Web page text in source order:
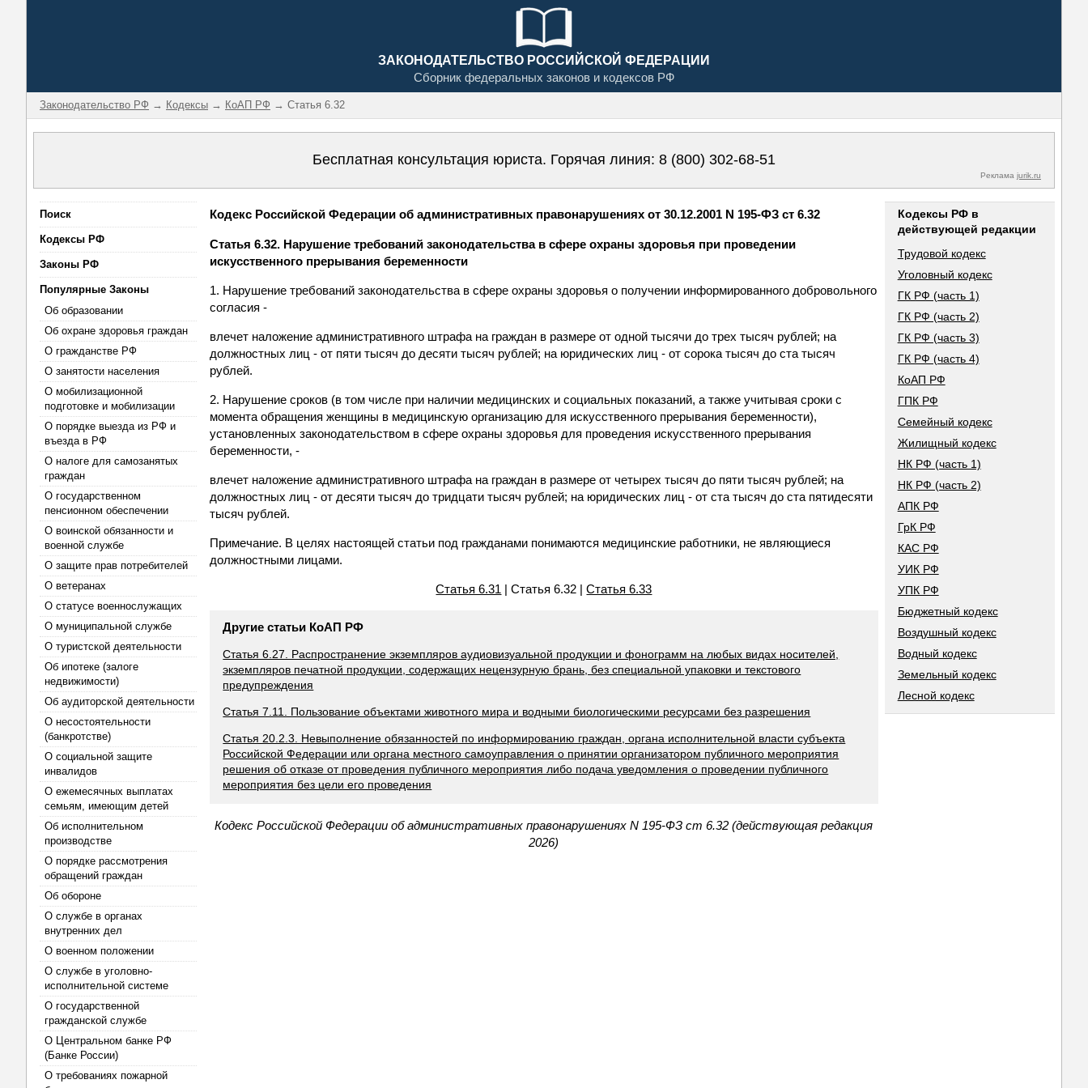
ЗАКОНОДАТЕЛЬСТВО РОССИЙСКОЙ ФЕДЕРАЦИИ
Сборник федеральных законов и кодексов РФ
Законодательство РФ → Кодексы → КоАП РФ → Статья 6.32
Бесплатная консультация юриста. Горячая линия: 8 (800) 302-68-51
Реклама jurik.ru
Поиск
Кодексы РФ
Законы РФ
Популярные Законы
Об образовании
Об охране здоровья граждан
О гражданстве РФ
О занятости населения
О мобилизационной
подготовке и мобилизации
О порядке выезда из РФ и
въезда в РФ
О налоге для самозанятых
граждан
О государственном
пенсионном обеспечении
О воинской обязанности и
военной службе
О защите прав потребителей
О ветеранах
О статусе военнослужащих
О муниципальной службе
О туристской деятельности
Об ипотеке (залоге
недвижимости)
Об аудиторской деятельности
О несостоятельности
(банкротстве)
О социальной защите
инвалидов
О ежемесячных выплатах
семьям, имеющим детей
Об исполнительном
производстве
О порядке рассмотрения
обращений граждан
Об обороне
О службе в органах
внутренних дел
О военном положении
О службе в уголовно-
исполнительной системе
О государственной
гражданской службе
О Центральном банке РФ
(Банке России)
О требованиях пожарной
Кодекс Российской Федерации об административных правонарушениях от 30.12.2001 N 195-ФЗ ст 6.32
Статья 6.32. Нарушение требований законодательства в сфере охраны здоровья при проведении
искусственного прерывания беременности
1. Нарушение требований законодательства в сфере охраны здоровья о получении информированного добровольного
согласия -
влечет наложение административного штрафа на граждан в размере от одной тысячи до трех тысяч рублей; на
должностных лиц - от пяти тысяч до десяти тысяч рублей; на юридических лиц - от сорока тысяч до ста тысяч
рублей.
2. Нарушение сроков (в том числе при наличии медицинских и социальных показаний, а также учитывая сроки с
момента обращения женщины в медицинскую организацию для искусственного прерывания беременности),
установленных законодательством в сфере охраны здоровья для проведения искусственного прерывания
беременности, -
влечет наложение административного штрафа на граждан в размере от четырех тысяч до пяти тысяч рублей; на
должностных лиц - от десяти тысяч до тридцати тысяч рублей; на юридических лиц - от ста тысяч до ста пятидесяти
тысяч рублей.
Примечание. В целях настоящей статьи под гражданами понимаются медицинские работники, не являющиеся
должностными лицами.
Статья 6.31 | Статья 6.32 |Статья 6.33
Другие статьи КоАП РФ
Статья 6.27. Распространение экземпляров аудиовизуальной продукции и фонограмм на любых видах носителей,
экземпляров печатной продукции, содержащих нецензурную брань, без специальной упаковки и текстового
предупреждения
Статья 7.11. Пользование объектами животного мира и водными биологическими ресурсами без разрешения
Статья 20.2.3. Невыполнение обязанностей по информированию граждан, органа исполнительной власти субъекта
Российской Федерации или органа местного самоуправления о принятии организатором публичного мероприятия
решения об отказе от проведения публичного мероприятия либо подача уведомления о проведении публичного
мероприятия без цели его проведения
Кодекс Российской Федерации об административных правонарушениях N 195-ФЗ ст 6.32 (действующая редакция
2026)
Кодексы РФ в
действующей редакции
Трудовой кодекс
Уголовный кодекс
ГК РФ (часть 1)
ГК РФ (часть 2)
ГК РФ (часть 3)
ГК РФ (часть 4)
КоАП РФ
ГПК РФ
Семейный кодекс
Жилищный кодекс
НК РФ (часть 1)
НК РФ (часть 2)
АПК РФ
ГрК РФ
КАС РФ
УИК РФ
УПК РФ
Бюджетный кодекс
Воздушный кодекс
Водный кодекс
Земельный кодекс
Лесной кодекс